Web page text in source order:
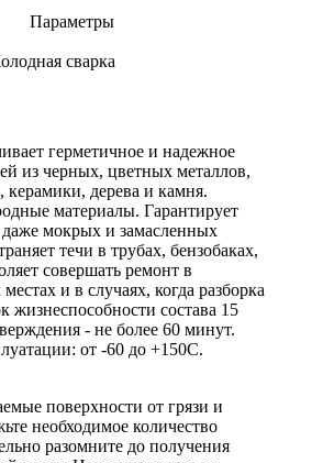
Параметры
сварка
герметичное и надежное
из черных, цветных металлов,
керамики, дерева и камня.
материалы. Гарантирует
мокрых и замасленных
течи в трубах, бензобаках,
совершать ремонт в
и в случаях, когда разборка
жизнеспособности состава 15
- не более 60 минут.
от -60 до +150С.
поверхности от грязи и
необходимое количество
разомните до получения